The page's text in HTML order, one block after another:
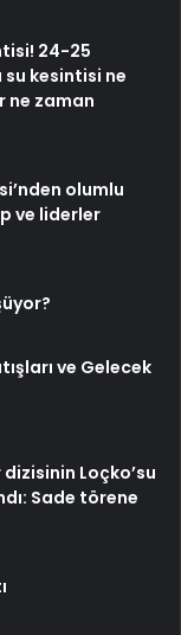
24-25
su kesintisi ne
ne zaman
olumlu
ve liderler
ve Gelecek
Loçko’su
Sade törene